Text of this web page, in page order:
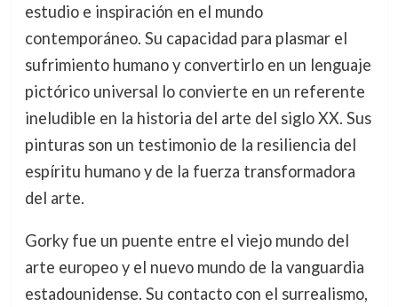
estudio e inspiración en el mundo
contemporáneo. Su capacidad para plasmar el
sufrimiento humano y convertirlo en un lenguaje
pictórico universal lo convierte en un referente
ineludible en la historia del arte del siglo XX. Sus
pinturas son un testimonio de la resiliencia del
espíritu humano y de la fuerza transformadora
del arte.
Gorky fue un puente entre el viejo mundo del
arte europeo y el nuevo mundo de la vanguardia
estadounidense. Su contacto con el surrealismo,